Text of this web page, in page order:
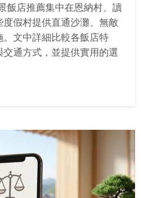
飯店推薦集中在恩納村、讀
假村提供直通沙灘、無敵
文中詳細比較各飯店特
通方式，並提供實用的選